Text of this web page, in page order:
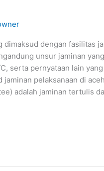
dimaksud dengan fasilitas
unsur jaminan
serta pernyataan lain
pelaksanaan di
adalah jaminan tertulis